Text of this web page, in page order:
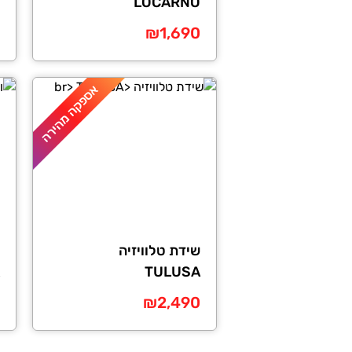
₪1,690
אספקה מהירה
שידת טלוויזיה
TULUSA
₪2,490